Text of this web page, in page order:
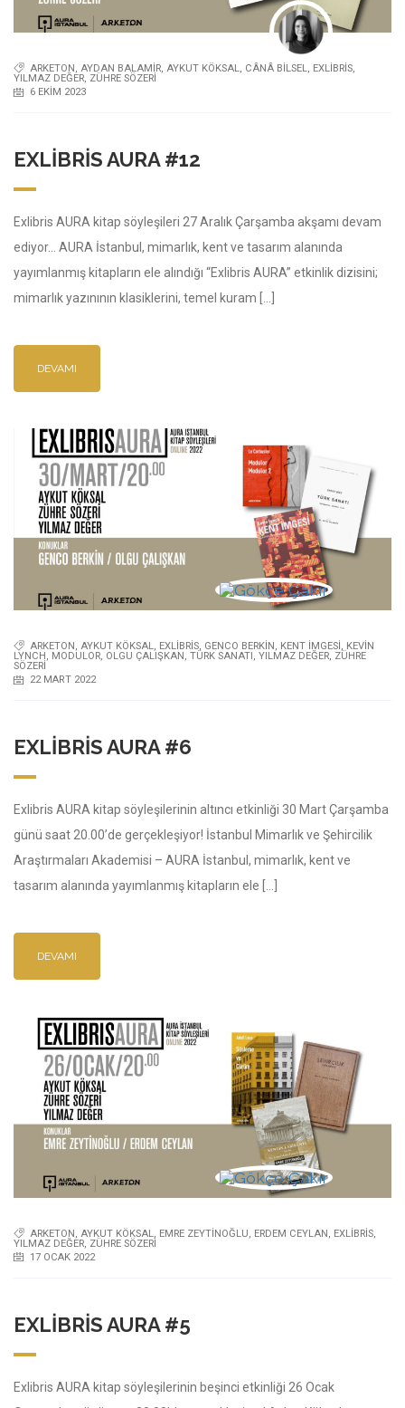
ARKETON, AYDAN BALAMIR, AYKUT KÖKSAL, CÂNÂ BILSEL, EXLIBRIS,
YILMAZ DEĞER, ZÜHRE SÖZERI
6 EKIM 2023
EXLIBRIS AURA #12
Exlibris AURA kitap söyleşileri 27 Aralık Çarşamba akşamı devam
ediyor… AURA İstanbul, mimarlık, kent ve tasarım alanında
yayımlanmış kitapların ele alındığı “Exlibris AURA” etkinlik dizisini;
mimarlık yazınının klasiklerini, temel kuram […]
DEVAMI
ARKETON, AYKUT KÖKSAL, EXLIBRIS, GENCO BERKIN, KENT İMGESI, KEVIN
LYNCH , MODULOR, OLGU ÇALIŞKAN , TÜRK SANATI , YILMAZ DEĞER, ZÜHRE
SÖZERI
22 MART 2022
EXLIBRIS AURA #6
Exlibris AURA kitap söyleşilerinin altıncı etkinliği 30 Mart Çarşamba
günü saat 20.00’de gerçekleşiyor! İstanbul Mimarlık ve Şehircilik
Araştırmaları Akademisi – AURA İstanbul, mimarlık, kent ve
tasarım alanında yayımlanmış kitapların ele […]
DEVAMI
ARKETON AYKUT KÖKSAL EMRE ZEYTINOĞLU ERDEM CEYLAN EXLIBRIS
YILMAZ DEĞER, ZÜHRE SÖZERI
17 OCAK 2022
EXLIBRIS AURA #5
Exlibris AURA kitap söyleşilerinin beşinci etkinliği 26 Ocak